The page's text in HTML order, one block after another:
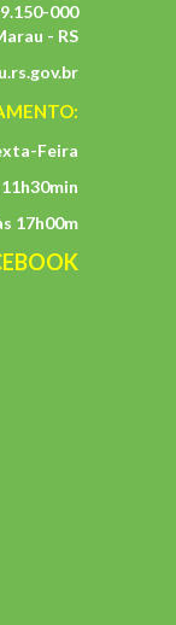
000
- RS
Feira
17h00m